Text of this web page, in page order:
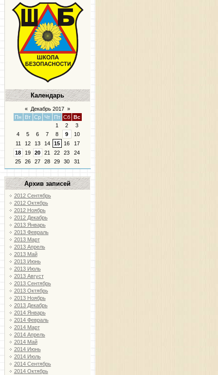
Календарь
« Декабрь 2017 »
Пн
Вт Ср Чт Пт Сб
Вс
1
2
3
4
5 6 7 8 9
10
11
12 13 14 15 16
17
18
19 20 21 22 23
24
25
26 27 28 29 30 31
Архив записей
2012 Сентябрь
2012 Октябрь
2012 Ноябрь
2012 Декабрь
2013 Январь
2013 Февраль
2013 Март
2013 Апрель
2013 Май
2013 Июнь
2013 Июль
2013 Август
2013 Сентябрь
2013 Октябрь
2013 Ноябрь
2013 Декабрь
2014 Январь
2014 Февраль
2014 Март
2014 Апрель
2014 Май
2014 Июнь
2014 Июль
2014 Сентябрь
2014 Октябрь